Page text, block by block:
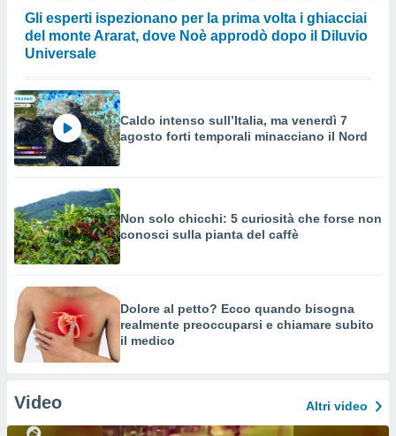
Gli esperti ispezionano per la prima volta i ghiacciai
del monte Ararat, dove Noè approdò dopo il Diluvio
Universale
Caldo intenso sull’Italia, ma venerdì 7
agosto forti temporali minacciano il Nord
Non solo chicchi: 5 curiosità che forse non
conosci sulla pianta del caffè
Dolore al petto? Ecco quando bisogna
realmente preoccuparsi e chiamare subito
il medico
Video Altri video